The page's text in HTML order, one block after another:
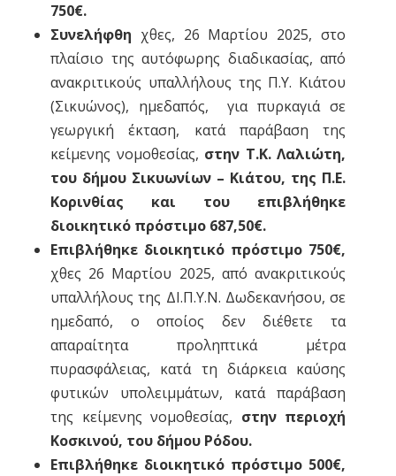
750€.
Συνελήφθη χθες, 26 Μαρτίου 2025, στο
πλαίσιο της αυτόφωρης διαδικασίας, από
ανακριτικούς υπαλλήλους της Π.Υ. Κιάτου
(Σικυώνος), ημεδαπός, για πυρκαγιά σε
γεωργική έκταση, κατά παράβαση της
κείμενης νομοθεσίας, στην Τ.Κ. Λαλιώτη,
του δήμου Σικυωνίων – Κιάτου, της Π.Ε.
Κορινθίας και του επιβλήθηκε
διοικητικό πρόστιμο 687,50€.
Επιβλήθηκε διοικητικό πρόστιμο 750€,
χθες 26 Μαρτίου 2025, από ανακριτικούς
υπαλλήλους της ΔΙ.Π.Υ.Ν. Δωδεκανήσου, σε
ημεδαπό, ο οποίος δεν διέθετε τα
απαραίτητα προληπτικά μέτρα
πυρασφάλειας, κατά τη διάρκεια καύσης
φυτικών υπολειμμάτων, κατά παράβαση
της κείμενης νομοθεσίας, στην περιοχή
Κοσκινού, του δήμου Ρόδου.
Επιβλήθηκε διοικητικό πρόστιμο 500€,